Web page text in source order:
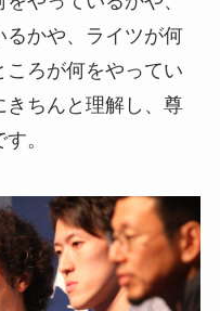
るかや、ライツが何
ころが何をやってい
きちんと理解し、尊
。